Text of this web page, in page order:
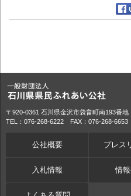
〒920-0361 石川県金沢市袋畠町南193番
TEL：076-268-6222 FAX：076-268-6653
公社概要 プレス
入札情報 情